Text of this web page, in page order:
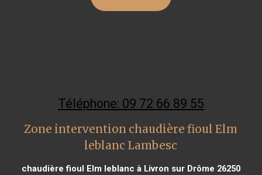
Téléphone: 09 72 66 89 55
Zone intervention chaudière fioul Elm
leblanc Lambesc
chaudière fioul Elm leblanc à Livron sur Drôme 26250